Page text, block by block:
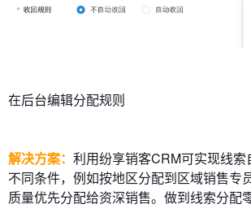
在后台编辑分配规则
解决方案： 利用纷享销客CRM可实现线
不同条件，例如按地区分配到区域销售专
质量优先分配给资深销售。做到线索分配